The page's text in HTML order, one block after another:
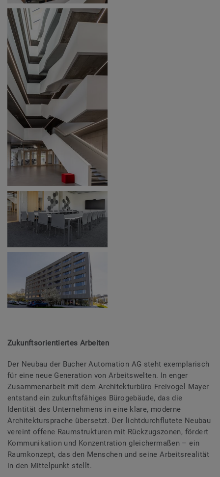
Zukunftsorientiertes Arbeiten
Der Neubau der Bucher Automation AG steht exemplarisch
für eine neue Generation von Arbeitswelten. In enger
Zusammenarbeit mit dem Architekturbüro Freivogel Mayer
entstand ein zukunftsfähiges Bürogebäude, das die
Identität des Unternehmens in eine klare, moderne
Architektursprache übersetzt. Der lichtdurchflutete Neubau
vereint offene Raumstrukturen mit Rückzugszonen, fördert
Kommunikation und Konzentration gleichermaßen – ein
Raumkonzept, das den Menschen und seine Arbeitsrealität
in den Mittelpunkt stellt.